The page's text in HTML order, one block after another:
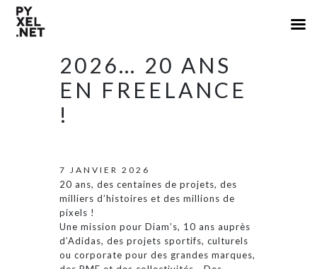
2026… 20 ANS
EN FREELANCE
!
7 JANVIER 2026
20 ans, des centaines de projets, des
milliers d’histoires et des millions de
pixels !
Une mission pour Diam’s, 10 ans auprès
d’Adidas, des projets sportifs, culturels
ou corporate pour des grandes marques,